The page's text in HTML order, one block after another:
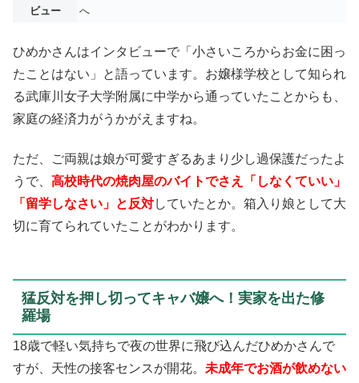
ビュー
へ
ひめかさんはインタビューで「小さいころからお金に困っ
たことはない」と語っています。お嬢様学校として知られ
る武庫川女子大学附属に中学から通っていたことからも、
家庭の経済力がうかがえますね。
ただ、ご両親は娘が可愛すぎるあまり少し過保護だったよ
うで、 高校時代の焼肉屋のバイトでさえ「しなくていい」
「留学しなさい」と反対していたとか。箱入り娘として大
切に育てられていたことがわかります。
猛反対を押し切ってキャバ嬢へ！実家を出た修
羅場
18歳で軽い気持ちで夜の世界に飛び込んだひめかさんで
すが、天性の接客センスが開花。 未成年でお酒が飲めない